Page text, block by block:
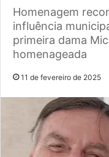
Homenagem
influência
primeira dama
homenageada
11 de fevereiro de 2025